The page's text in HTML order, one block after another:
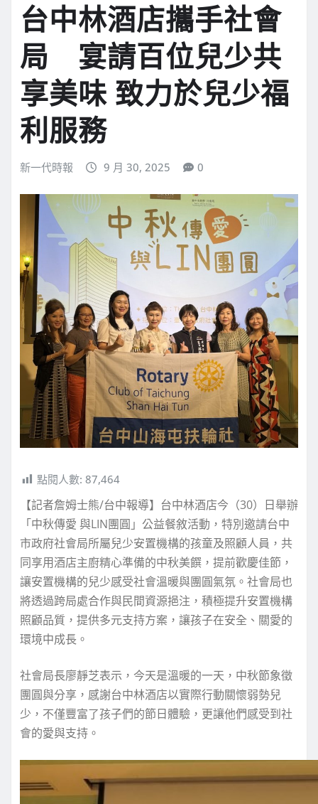
台中林酒店攜手社會
局 宴請百位兒少共
享美味 致力於兒少福
利服務
新一代時報 9 月 30, 2025 0
點閱人數: 87,464
【記者詹姆士熊/台中報導】台中林酒店今（30）日舉辦
「中秋傳愛 與LIN團圓」公益餐敘活動，特別邀請台中
市政府社會局所屬兒少安置機構的孩童及照顧人員，共
同享用酒店主廚精心準備的中秋美饌，提前歡慶佳節，
讓安置機構的兒少感受社會溫暖與團圓氣氛。社會局也
將透過跨局處合作與民間資源挹注，積極提升安置機構
照顧品質，提供多元支持方案，讓孩子在安全、關愛的
環境中成長。
社會局長廖靜芝表示，今天是溫暖的一天，中秋節象徵
團圓與分享，感謝台中林酒店以實際行動關懷弱勢兒
少，不僅豐富了孩子們的節日體驗，更讓他們感受到社
會的愛與支持。